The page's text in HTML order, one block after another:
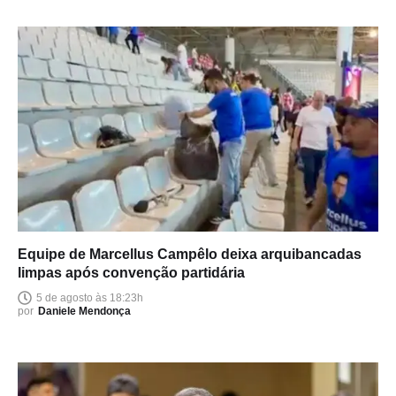
Equipe de Marcellus Campêlo deixa arquibancadas
limpas após convenção partidária
5 de agosto às 18:23h
por Daniele Mendonça